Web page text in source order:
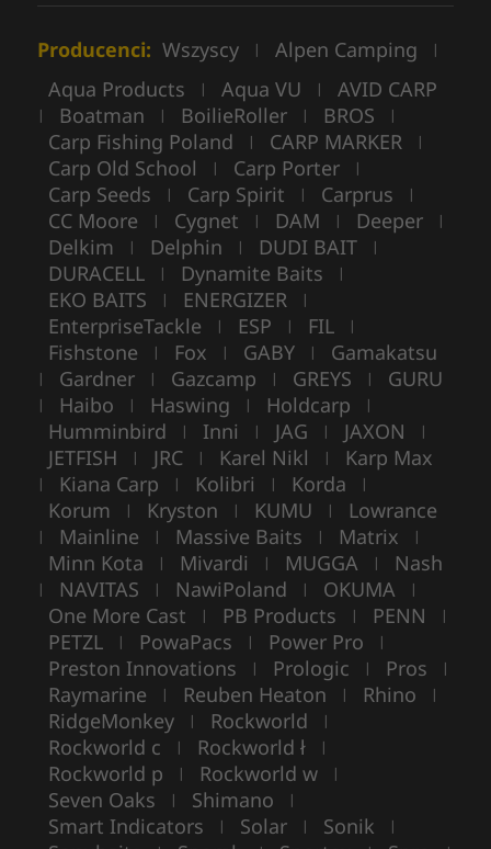
Producenci: Wszyscy | Alpen Camping |
Aqua Products | Aqua VU | AVID CARP
| Boatman | BoilieRoller | BROS |
Carp Fishing Poland | CARP MARKER |
Carp Old School | Carp Porter |
Carp Seeds | Carp Spirit | Carprus |
CC Moore | Cygnet | DAM | Deeper |
Delkim | Delphin | DUDI BAIT |
DURACELL | Dynamite Baits |
EKO BAITS | ENERGIZER |
EnterpriseTackle | ESP | FIL |
Fishstone | Fox | GABY | Gamakatsu
| Gardner | Gazcamp | GREYS | GURU
| Haibo | Haswing | Holdcarp |
Humminbird | Inni | JAG | JAXON |
JETFISH | JRC | Karel Nikl | Karp Max
| Kiana Carp | Kolibri | Korda |
Korum | Kryston | KUMU | Lowrance
| Mainline | Massive Baits | Matrix |
Minn Kota | Mivardi | MUGGA | Nash
| NAVITAS | NawiPoland | OKUMA |
One More Cast | PB Products | PENN |
PETZL | PowaPacs | Power Pro |
Preston Innovations | Prologic | Pros |
Raymarine | Reuben Heaton | Rhino |
RidgeMonkey | Rockworld |
Rockworld c | Rockworld ł |
Rockworld p | Rockworld w |
Seven Oaks | Shimano |
Smart Indicators | Solar | Sonik |